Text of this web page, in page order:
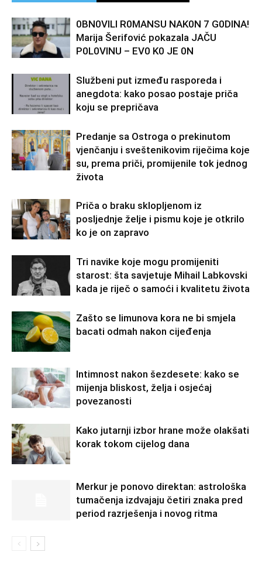
0BN0VlLl R0MANSU NAK0N 7 G0DlNA!
Marija Šerifović pokazala JAČU
P0L0VINU – EV0 K0 JE 0N
Službeni put između rasporeda i
anegdota: kako posao postaje priča
koju se prepričava
Predanje sa Ostroga o prekinutom
vjenčanju i sveštenikovim riječima koje
su, prema priči, promijenile tok jednog
života
Priča o braku sklopljenom iz
posljednje želje i pismu koje je otkrilo
ko je on zapravo
Tri navike koje mogu promijeniti
starost: šta savjetuje Mihail Labkovski
kada je riječ o samoći i kvalitetu života
Zašto se limunova kora ne bi smjela
bacati odmah nakon cijeđenja
Intimnost nakon šezdesete: kako se
mijenja bliskost, želja i osjećaj
povezanosti
Kako jutarnji izbor hrane može olakšati
korak tokom cijelog dana
Merkur je ponovo direktan: astrološka
tumačenja izdvajaju četiri znaka pred
period razrješenja i novog ritma